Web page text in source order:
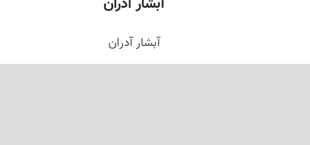
آبشار آدران